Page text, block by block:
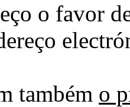
o favor
também o